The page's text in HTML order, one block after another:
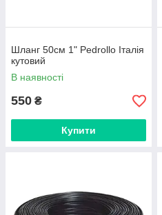
Шланг 50см 1" Pedrollo Італія
кутовий
В наявності
550 ₴
Купити